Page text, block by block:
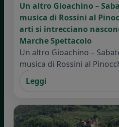
Un altro Gioachino –
musica di Rossini al
arti si intrecciano
Marche Spettacolo
Un altro Gioachino –
musica di Rossini al
Leggi